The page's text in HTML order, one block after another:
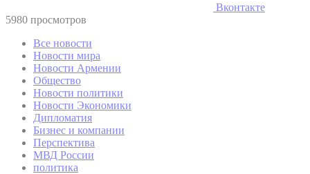
Вконтакте
5980 просмотров
Все новости
Новости мира
Новости Армении
Общество
Новости политики
Новости Экономики
Дипломатия
Бизнес и компании
Перспектива
МВД России
политика